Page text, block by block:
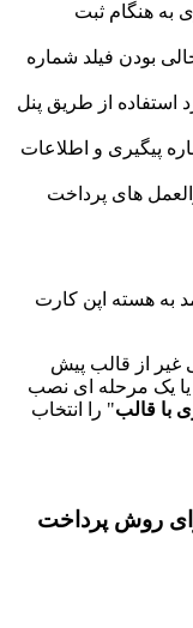
هنگام ثبت
فیلد شماره
از طریق پنل
پیگیری و اطلاعات
های پرداخت
هسته اپن کارت
از قالب پیش
مرحله ای نصب
قالب" را انتخاب
روش پرداخت